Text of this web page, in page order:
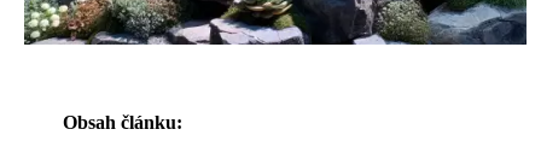
Obsah článku: